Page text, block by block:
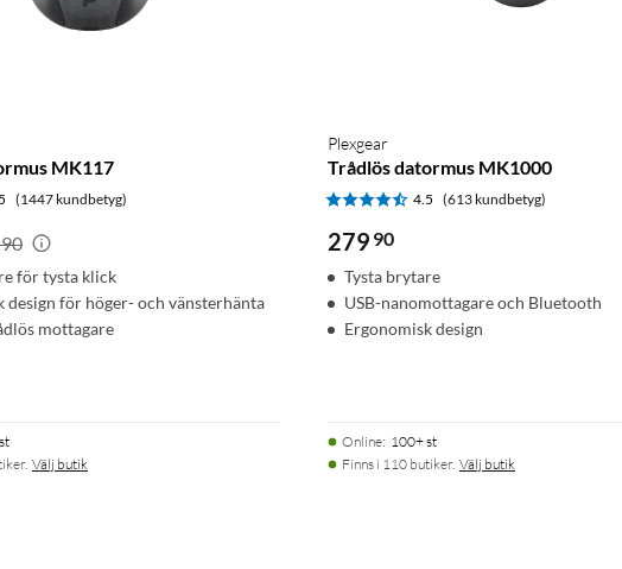
MK117
(1447 kundbetyg)
för tysta klick
design för höger- och vänsterhänta
mottagare
Välj butik
Plexgear
Trådlös datormus MK1000
4.5 (613 kundbetyg)
279 90
Tysta brytare
USB-nanomottagare och Bluetooth
Ergonomisk design
Online: 100+ st
Finns i 110 butiker. Välj butik